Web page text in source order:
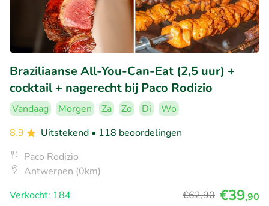
Braziliaanse All-You-Can-Eat (2,5 uur) +
cocktail + nagerecht bij Paco Rodizio
Vandaag Morgen Za Zo Di
Wo
8.9
Uitstekend • 118 beoordelingen
Paco Rodizio
Antwerpen (0km)
Verkocht: 184
€62,90 €39,90